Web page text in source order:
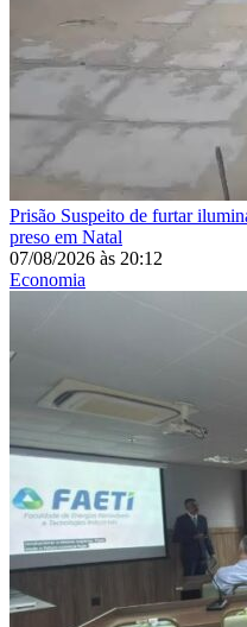
Prisão Suspeito de furtar
preso em Natal
07/08/2026 às 20:12
Economia